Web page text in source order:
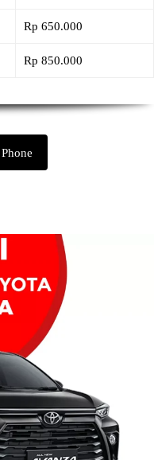
Rp 650.000
Rp 850.000
Phone